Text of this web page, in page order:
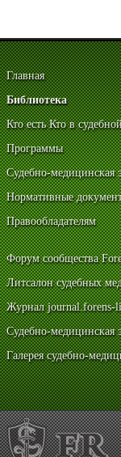
Главная
Библиотека
Кто есть Кто в
Программы
Судебно-медицинская
Нормативные
Правообладателям
Форум сообщества
Литсалон судебных
Журнал journal.forens-
Судебно-медицинская
Галерея судебно-